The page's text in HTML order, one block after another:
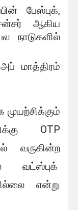
பேஸ்புக்,
ஆகிய
நாடுகளில்
மாத்திரம்
முயற்சிக்கும்
OTP
வருகின்ற
வட்ஸ்புக்
என்று